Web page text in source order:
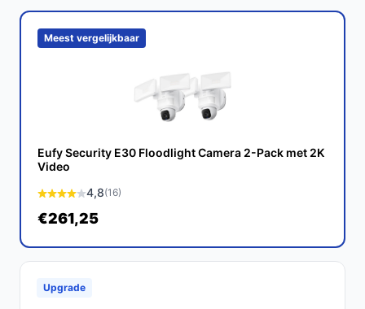
Meest vergelijkbaar
Eufy Security E30 Floodlight Camera 2-Pack met 2K
Video
4,8(16)
€261,25
Upgrade